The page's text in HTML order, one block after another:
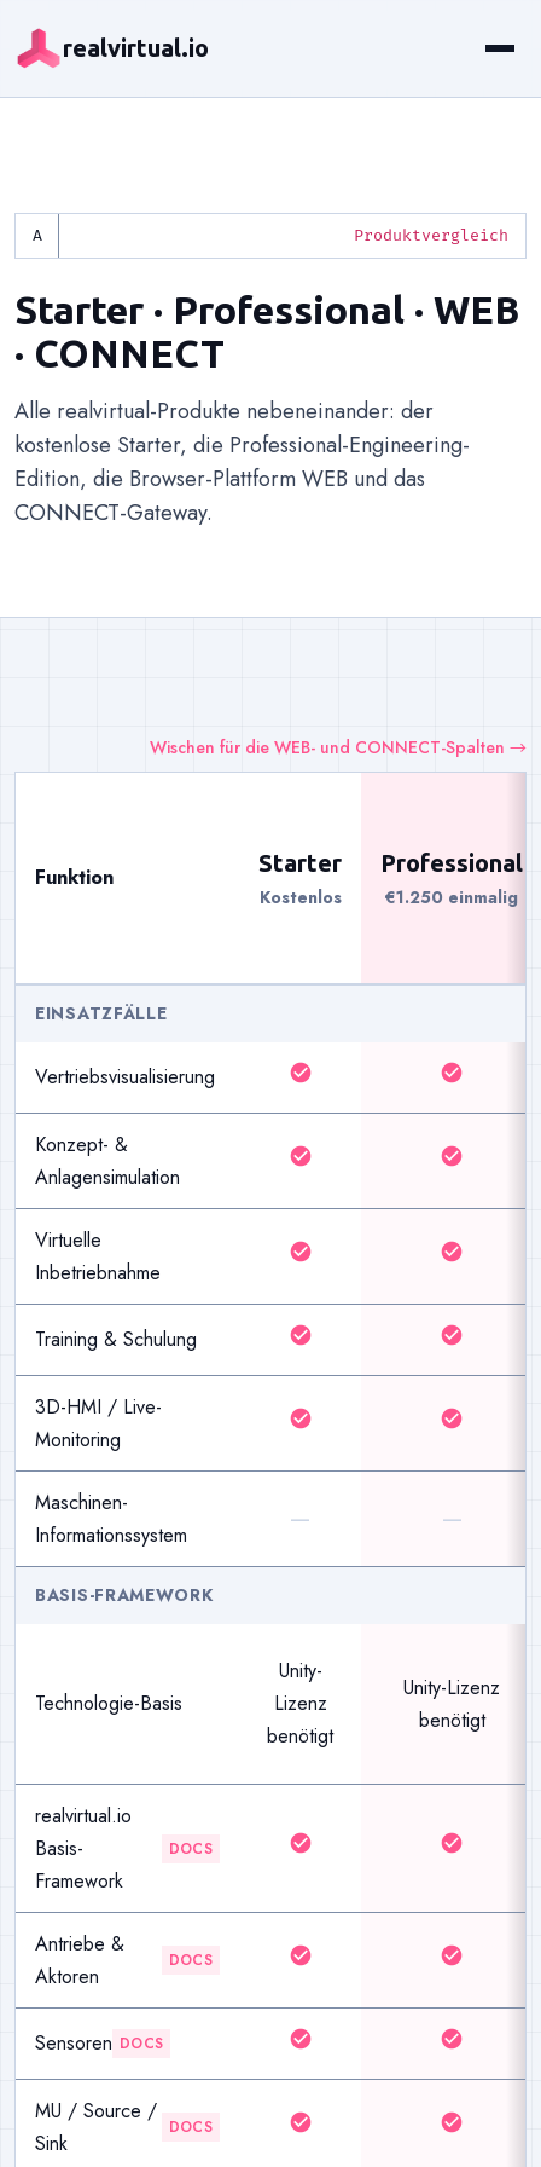
realvirtual.io
Produktvergleich
Starter · Professional · WEB
· CONNECT
Alle realvirtual-Produkte nebeneinander: der
kostenlose Starter, die Professional-Engineering-
Edition, die Browser-Plattform WEB und das
CONNECT-Gateway.
Wischen für die WEB- und CONNECT-Spalten →
Funktion
Starter
Kostenlos
Professional
€1.250 einmalig
EINSATZFÄLLE
Vertriebsvisualisierung check_circle check_circle
Konzept- &
Anlagensimulation
check_circle check_circle
Virtuelle
Inbetriebnahme
check_circle check_circle
Training & Schulung check_circle check_circle
3D-HMI / Live-
Monitoring
check_circle check_circle
Maschinen-
Informationssystem
— —
BASIS-FRAMEWORK
Technologie-Basis
Unity-
Lizenz
benötigt
Unity-Lizenz
benötigt
realvirtual.io
Basis-
Framework
DOCS check_circle check_circle
Antriebe &
Aktoren
DOCS check_circle check_circle
Sensoren DOCS check_circle check_circle
MU / Source /
Sink
DOCS check_circle check_circle